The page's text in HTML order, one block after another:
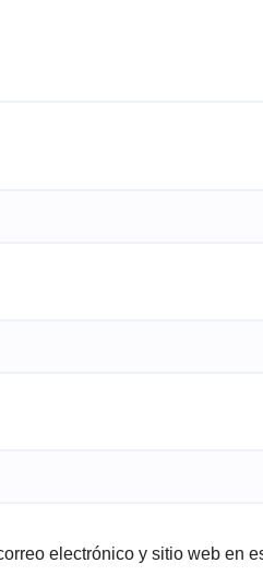
electrónico y sitio web en